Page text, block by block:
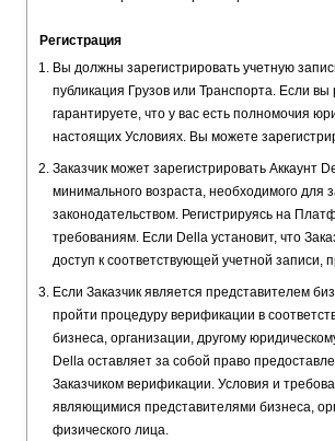
Регистрация
Вы должны зарегистрировать учетную
публикация Грузов или Транспорта. Если
гарантируете, что у вас есть полномочия
настоящих Условиях. Вы можете
Заказчик может зарегистрировать Аккаунт
минимального возраста, необходимого
законодательством. Регистрируясь на
требованиям. Если Della установит, что
доступ к соответствующей учетной записи,
Если Заказчик является представителем
пройти процедуру верификации в
бизнеса, организации, другому
Della оставляет за собой право
Заказчиком верификации. Условия и
являющимися представителями бизнеса,
физического лица.